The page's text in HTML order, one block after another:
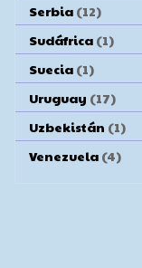
Serbia (12)
Sudáfrica (1)
Suecia (1)
Uruguay (17)
Uzbekistán (1)
Venezuela (4)